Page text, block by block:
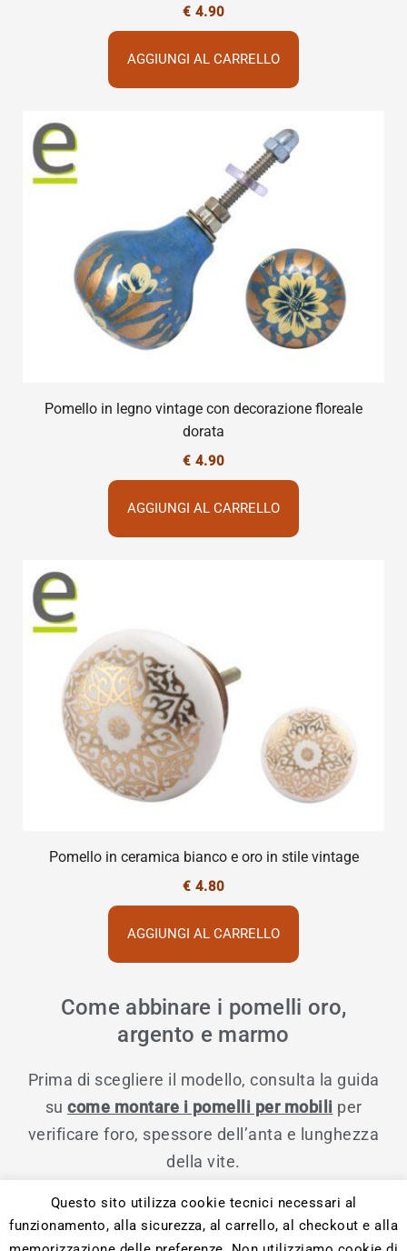
€ 4.90
AGGIUNGI AL CARRELLO
Pomello in legno vintage con decorazione floreale
dorata
€ 4.90
AGGIUNGI AL CARRELLO
Pomello in ceramica bianco e oro in stile vintage
€ 4.80
AGGIUNGI AL CARRELLO
Come abbinare i pomelli oro,
argento e marmo
Prima di scegliere il modello, consulta la guida
su come montare i pomelli per mobili per
verificare foro, spessore dell’anta e lunghezza
della vite.
Questo sito utilizza cookie tecnici necessari al
funzionamento, alla sicurezza, al carrello, al checkout e alla